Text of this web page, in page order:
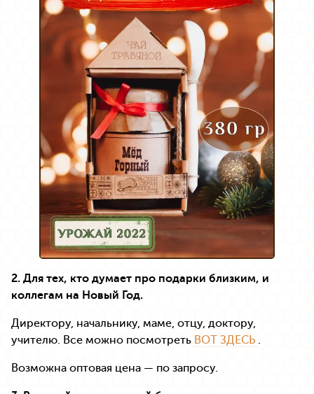
2. Для тех, кто думает про подарки близким, и
коллегам на Новый Год.
Директору, начальнику, маме, отцу, доктору,
учителю. Все можно посмотреть ВОТ ЗДЕСЬ
Возможна оптовая цена — по запросу.